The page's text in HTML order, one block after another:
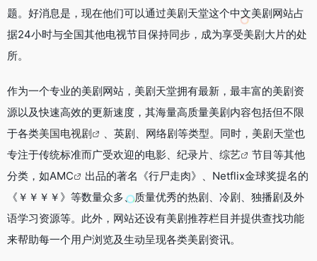
题。好消息是，现在他们可以通过美剧天堂这个中文美剧网站占
据24小时与全国其他电视节目保持同步，成为享受美剧大片的处
所。
作为一个专业的美剧网站，美剧天堂拥有最新，最丰富的美剧资
源以及快速高效的更新速度，其海量高质量美剧内容包括但不限
于各类美国电视剧
、英剧、网络剧等类型。同时，美剧天堂也
专注于传统标准而广受欢迎的电影、纪录片、 综艺
节目等其他
分类，如AMC
出品的著名《行尸走肉》、Netflix金球奖提名的
《￥￥￥￥》等数量众多、质量优秀的热剧、冷剧、独播剧及外
语学习资源等。此外，网站还设有美剧推荐栏目并提供查找功能
来帮助每一个用户浏览及生动呈现各类美剧资讯。